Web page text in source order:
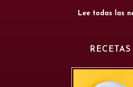
Lee todas las
RECETAS